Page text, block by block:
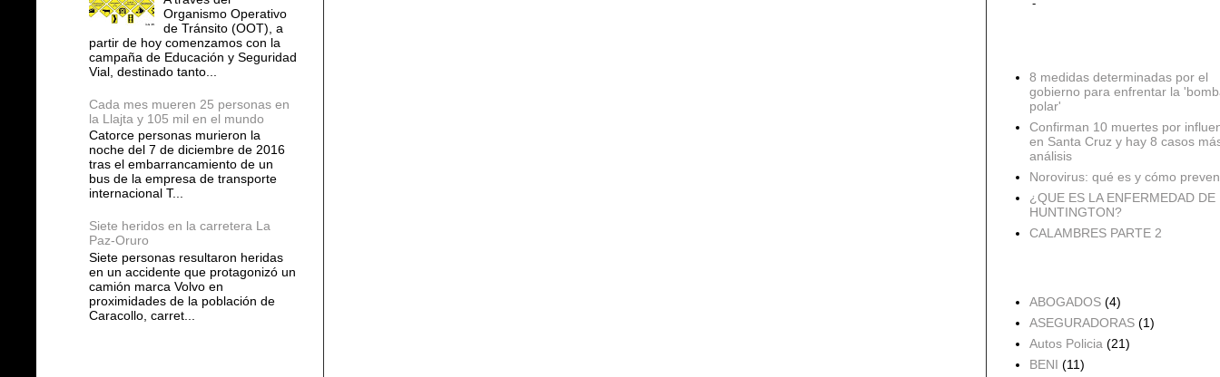
Organismo Operativo
de Tránsito (OOT), a
partir de hoy comenzamos con la
campaña de Educación y Seguridad
Vial, destinado tanto...
Cada mes mueren 25 personas en
la Llajta y 105 mil en el mundo
Catorce personas murieron la
noche del 7 de diciembre de 2016
tras el embarrancamiento de un
bus de la empresa de transporte
internacional T...
Siete heridos en la carretera La
Paz-Oruro
Siete personas resultaron heridas
en un accidente que protagonizó un
camión marca Volvo en
proximidades de la población de
Caracollo, carret...
-
8 medidas determinadas por el
gobierno para enfrentar la
polar'
Confirman 10 muertes por
en Santa Cruz y hay 8 casos
análisis
Norovirus: qué es y cómo
¿QUE ES LA ENFERMEDAD DE
HUNTINGTON?
CALAMBRES PARTE 2
ABOGADOS (4)
ASEGURADORAS (1)
Autos Policia (21)
BENI (11)